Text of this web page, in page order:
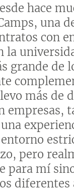
hace
una
con
la
grande de
más de
pero
para mí
diferentes